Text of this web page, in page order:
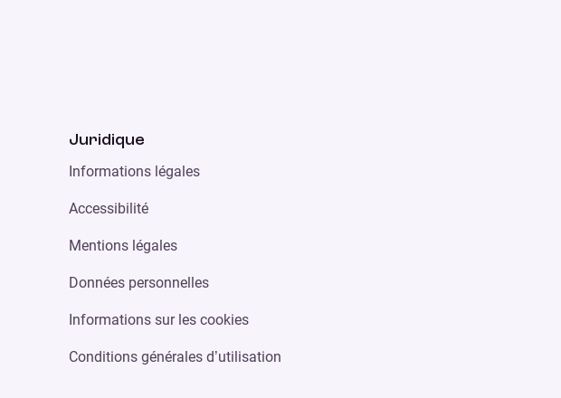
Juridique
Informations légales
Accessibilité
Mentions légales
Données personnelles
Informations sur les cookies
Conditions générales d’utilisation